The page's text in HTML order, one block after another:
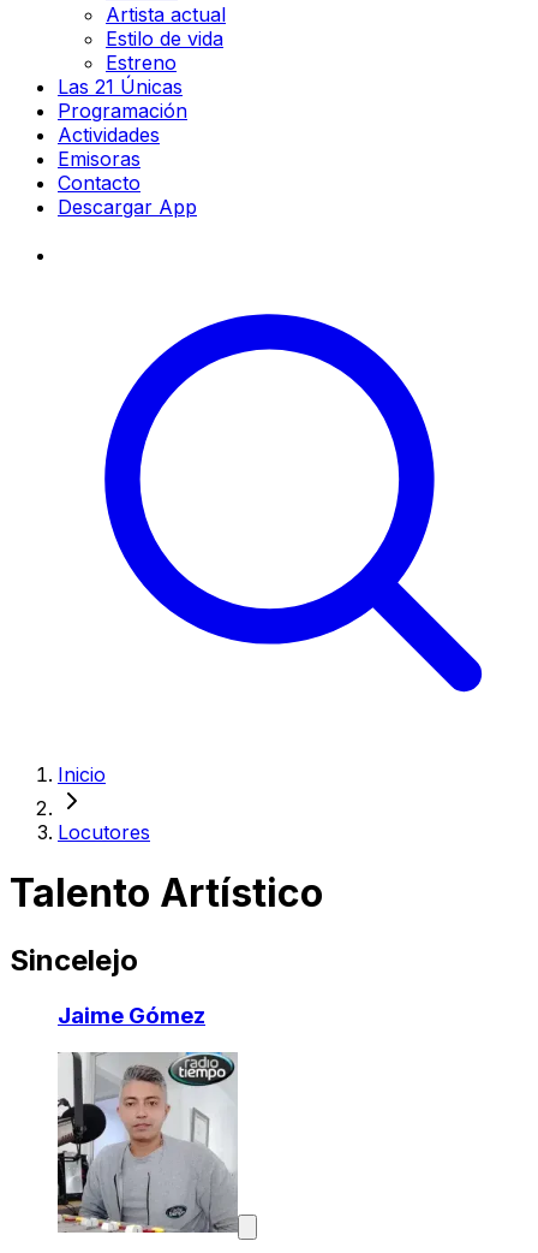
Artista actual
Estilo de vida
Estreno
Las 21 Únicas
Programación
Actividades
Emisoras
Contacto
Descargar App
Inicio
Locutores
Talento Artístico
Sincelejo
Jaime Gómez